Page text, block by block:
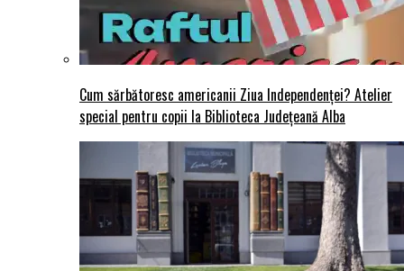
Cum sărbătoresc americanii Ziua Independenței? Atelier
special pentru copii la Biblioteca Județeană Alba